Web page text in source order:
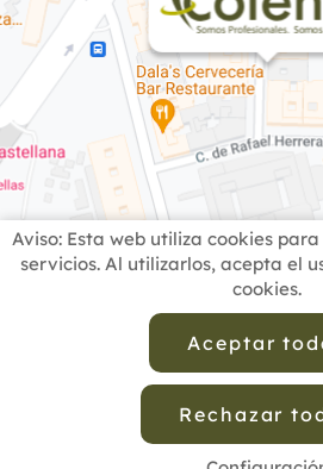
Datos de mapas © 2026
Aviso: Esta web utiliza cookies
servicios. Al utilizarlos, acepta el
cookies.
Aceptar
Rechazar
BUSCADOR
ESCUELAS RECOMENDADAS
Política de
Política de Calidad
Configuración de